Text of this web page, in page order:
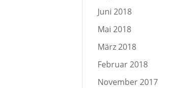
Juni 2018
Mai 2018
März 2018
Februar 2018
November 2017